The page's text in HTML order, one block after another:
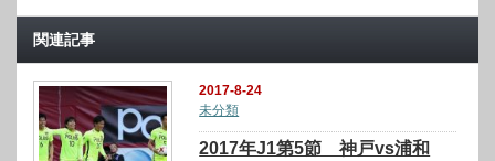
関連記事
2017-8-24
未分類
2017年J1第5節 神戸vs浦和